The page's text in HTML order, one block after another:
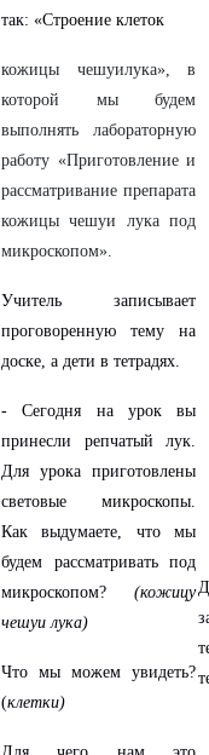
так: «Строение клеток
кожицы чешуилука», в
которой мы будем
выполнять лабораторную
работу «Приготовление и
рассматривание препарата
кожицы чешуи лука под
микроскопом».
Учитель записывает
проговоренную тему на
доске, а дети в тетрадях.
- Сегодня на урок вы
принесли репчатый лук.
Для урока приготовлены
световые микроскопы.
Как выдумаете, что мы
будем рассматривать под
микроскопом? (кожицу
чешуи лука)
Что мы можем увидеть?
(клетки)